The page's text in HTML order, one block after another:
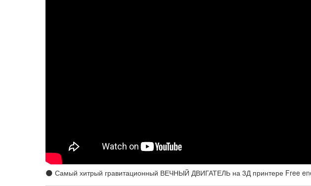
🌑 Самый хитрый гравитационный ВЕЧНЫЙ ДВИГАТЕЛЬ на 3Д принтере Free